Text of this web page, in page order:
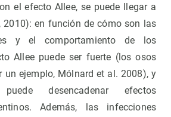
el efecto Allee, se puede llegar a
2010): en función de cómo son las
y el comportamiento de los
Allee puede ser fuerte (los osos
un ejemplo, Mólnard et al. 2008), y
desencadenar efectos
Además, las infecciones